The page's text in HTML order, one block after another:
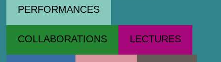
PERFORMANCES
COLLABORATIONS LECTURES